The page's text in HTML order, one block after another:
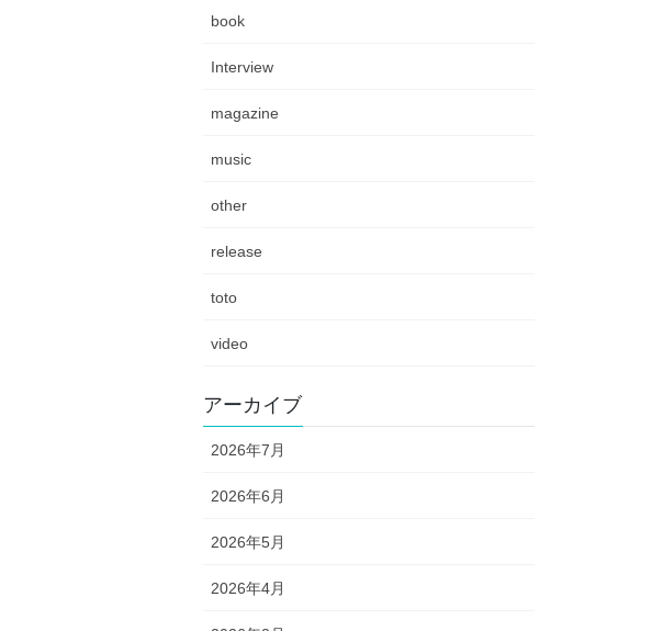
book
Interview
magazine
music
other
release
toto
video
アーカイブ
2026年7月
2026年6月
2026年5月
2026年4月